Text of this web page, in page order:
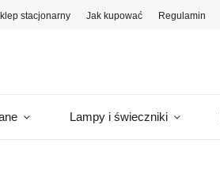
stacjonarny Jak kupować Regulamin
Lampy i świeczniki